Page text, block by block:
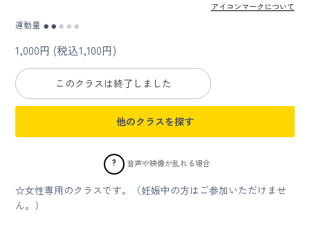
会員規約について
クラス参加にあたっての同意書
特定商取引にかかわる表示
プライバシーポリシー
アイコンマークについて
運動量 ● ● ● ● ●
1,000円 (税込1,100円)
このクラスは終了しました
他のクラスを探す
? 音声や映像が乱れる場合
☆女性専用のクラスです。（妊娠中の方はご参加いただけませ
ん。）